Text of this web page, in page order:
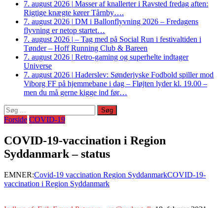
7. august 2026 | Masser af knallerter i Ravsted fredag aften:
Rigtige knægte kører Tårnby….
7. august 2026 | DM i Ballonflyvning 2026 – Fredagens
flyvning er netop startet…
7. august 2026 | – Tag med på Social Run i festivaltiden i
Tønder – Hoff Running Club & Bareen
7. august 2026 | Retro-gaming og superhelte indtager
Universe
7. august 2026 | Haderslev: Sønderjyske Fodbold spiller mod
Viborg FF på hjemmebane i dag – Fløjten lyder kl. 19.00 –
men du må gerne kigge ind før…
Søg
efter:
Forside COVID-19
COVID-19-vaccination i Region
Syddanmark – status
EMNER:Covid-19 vaccination Region SyddanmarkCOVID-19-
vaccination i Region Syddanmark